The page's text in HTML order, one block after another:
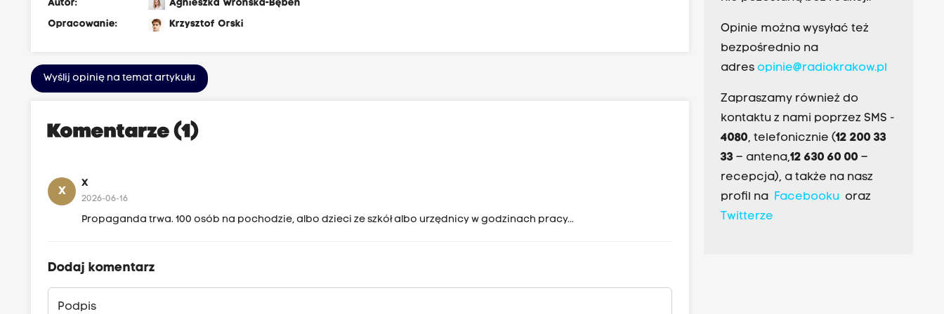
Autor:
Agnieszka Wrońska-Bęben
Opracowanie:
Krzysztof Orski
Wyślij opinię na temat artykułu
Komentarze (1)
X
X
2026-06-16
Propaganda trwa. 100 osób na pochodzie, albo dzieci ze szkół albo urzędnicy w godzinach pracy...
Dodaj komentarz
Podpis
Opinie można wysyłać też
bezpośrednio na
adres opinie@radiokrakow.pl
Zapraszamy również do
kontaktu z nami poprzez SMS -
4080, telefonicznie (12 200 33
33– antena,12 630 60 00 –
recepcja), a także na nasz
profil na Facebookuoraz
Twitterze